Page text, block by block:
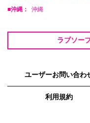
■沖縄： 沖縄
ラブソー
ユーザーお問い合わ
利用規約